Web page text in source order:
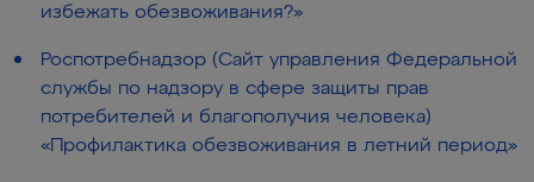
избежать обезвоживания?»
Роспотребнадзор (Сайт управления Федеральной
службы по надзору в сфере защиты прав
потребителей и благополучия человека)
«Профилактика обезвоживания в летний период»